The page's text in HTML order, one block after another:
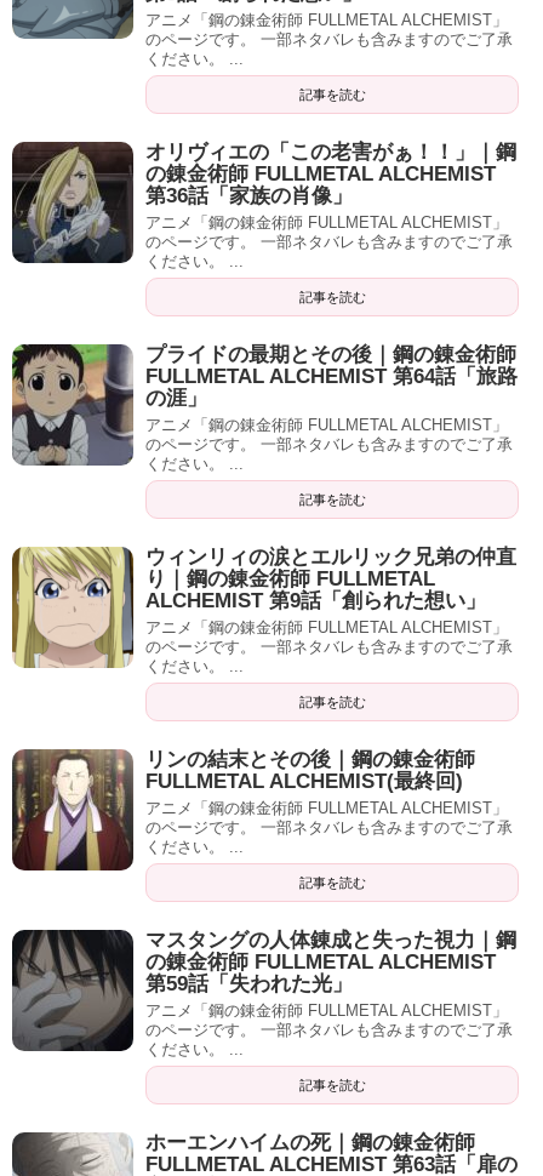
アニメ「鋼の錬金術師 FULLMETAL ALCHEMIST」
のページです。 一部ネタバレも含みますのでご了承
ください。 ...
記事を読む
オリヴィエの「この老害がぁ！！」｜鋼
の錬金術師 FULLMETAL ALCHEMIST
第36話「家族の肖像」
アニメ「鋼の錬金術師 FULLMETAL ALCHEMIST」
のページです。 一部ネタバレも含みますのでご了承
ください。 ...
記事を読む
プライドの最期とその後｜鋼の錬金術師
FULLMETAL ALCHEMIST 第64話「旅路
の涯」
アニメ「鋼の錬金術師 FULLMETAL ALCHEMIST」
のページです。 一部ネタバレも含みますのでご了承
ください。 ...
記事を読む
ウィンリィの涙とエルリック兄弟の仲直
り｜鋼の錬金術師 FULLMETAL
ALCHEMIST 第9話「創られた想い」
アニメ「鋼の錬金術師 FULLMETAL ALCHEMIST」
のページです。 一部ネタバレも含みますのでご了承
ください。 ...
記事を読む
リンの結末とその後｜鋼の錬金術師
FULLMETAL ALCHEMIST(最終回)
アニメ「鋼の錬金術師 FULLMETAL ALCHEMIST」
のページです。 一部ネタバレも含みますのでご了承
ください。 ...
記事を読む
マスタングの人体錬成と失った視力｜鋼
の錬金術師 FULLMETAL ALCHEMIST
第59話「失われた光」
アニメ「鋼の錬金術師 FULLMETAL ALCHEMIST」
のページです。 一部ネタバレも含みますのでご了承
ください。 ...
記事を読む
ホーエンハイムの死｜鋼の錬金術師
FULLMETAL ALCHEMIST 第63話「扉の